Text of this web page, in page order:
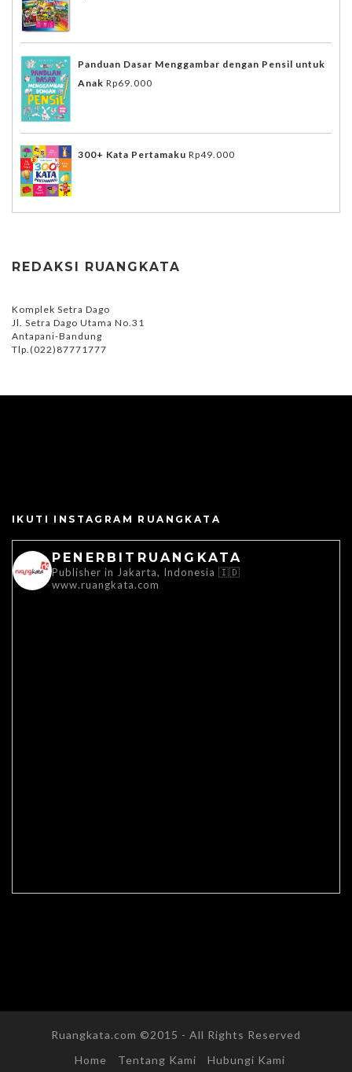
Panduan Dasar Menggambar dengan Pensil untuk
Anak Rp69.000
300+ Kata Pertamaku Rp49.000
REDAKSI RUANGKATA
Komplek Setra Dago
Jl. Setra Dago Utama No.31
Antapani-Bandung
Tlp.(022)87771777
IKUTI INSTAGRAM RUANGKATA
PENERBITRUANGKATA
Publisher in Jakarta, Indonesia 🇮🇩
www.ruangkata.com
Ruangkata.com ©2015 - All Rights Reserved
Home
Tentang Kami Hubungi Kami